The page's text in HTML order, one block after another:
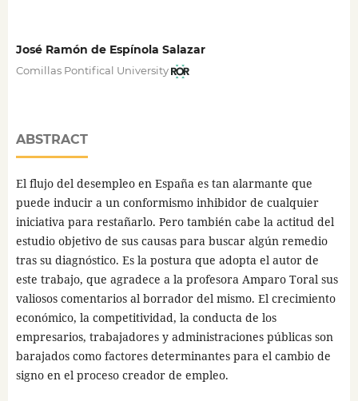
José Ramón de Espínola Salazar
Comillas Pontifical University
ABSTRACT
El flujo del desempleo en España es tan alarmante que
puede inducir a un conformismo inhibidor de cualquier
iniciativa para restañarlo. Pero también cabe la actitud del
estudio objetivo de sus causas para buscar algún remedio
tras su diagnóstico. Es la postura que adopta el autor de
este trabajo, que agradece a la profesora Amparo Toral sus
valiosos comentarios al borrador del mismo. El crecimiento
económico, la competitividad, la conducta de los
empresarios, trabajadores y administraciones públicas son
barajados como factores determinantes para el cambio de
signo en el proceso creador de empleo.